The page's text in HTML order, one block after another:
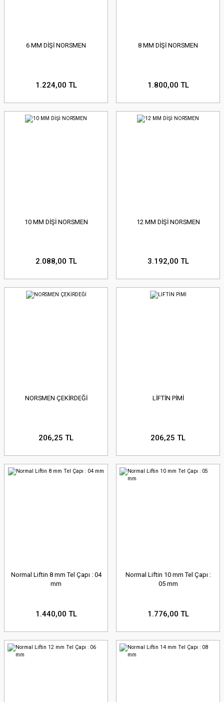
6 MM DİŞİ NORSMEN
1.224,00 TL
8 MM DİŞİ NORSMEN
1.800,00 TL
10 MM DİŞİ NORSMEN
2.088,00 TL
12 MM DİŞİ NORSMEN
3.192,00 TL
NORSMEN ÇEKİRDEĞİ
206,25 TL
LİFTİN PİMİ
206,25 TL
Normal Liftin 8 mm Tel Çapı : 04
mm
1.440,00 TL
Normal Liftin 10 mm Tel Çapı :
05 mm
1.776,00 TL